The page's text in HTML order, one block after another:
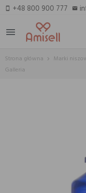
smartphone +48 800 900 777 email
menu
Strona główna Marki
Galleria